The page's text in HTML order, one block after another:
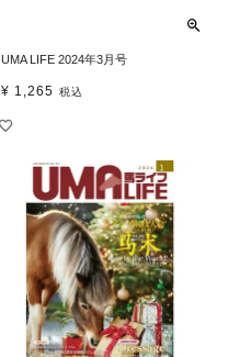
UMA LIFE 2024年3月号
¥ 1,265 税込